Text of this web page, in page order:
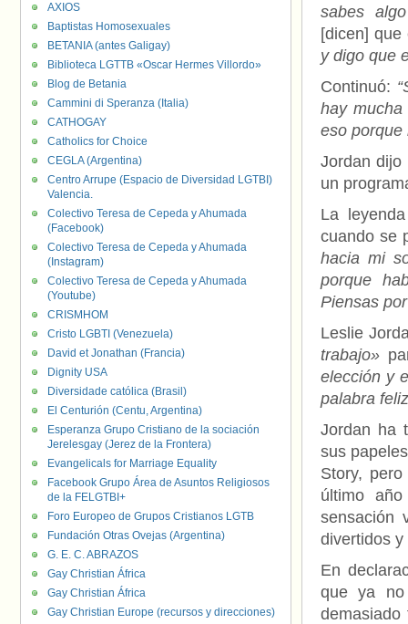
sabes
[dicen]
y digo que
Continuó:
hay
eso porque
Jordan dijo
un
La
cuando se
hacia mi
porque
Piensas
Leslie
trabajo»
elección y
palabra
Jordan ha
sus
Story,
último
sensación
divertidos
En
que ya no
AXIOS
Baptistas Homosexuales
BETANIA (antes Galigay)
Biblioteca LGTTB «Oscar Hermes Villordo»
Blog de Betania
Cammini di Speranza (Italia)
CATHOGAY
Catholics for Choice
CEGLA (Argentina)
Centro Arrupe (Espacio de Diversidad LGTBI)
Valencia.
Colectivo Teresa de Cepeda y Ahumada
(Facebook)
Colectivo Teresa de Cepeda y Ahumada
(Instagram)
Colectivo Teresa de Cepeda y Ahumada
(Youtube)
CRISMHOM
Cristo LGBTI (Venezuela)
David et Jonathan (Francia)
Dignity USA
Diversidade católica (Brasil)
El Centurión (Centu, Argentina)
Esperanza Grupo Cristiano de la sociación
Jerelesgay (Jerez de la Frontera)
Evangelicals for Marriage Equality
Facebook Grupo Área de Asuntos Religiosos
de la FELGTBI+
Foro Europeo de Grupos Cristianos LGTB
Fundación Otras Ovejas (Argentina)
G. E. C. ABRAZOS
Gay Christian África
Gay Christian África
Gay Christian Europe (recursos y direcciones)